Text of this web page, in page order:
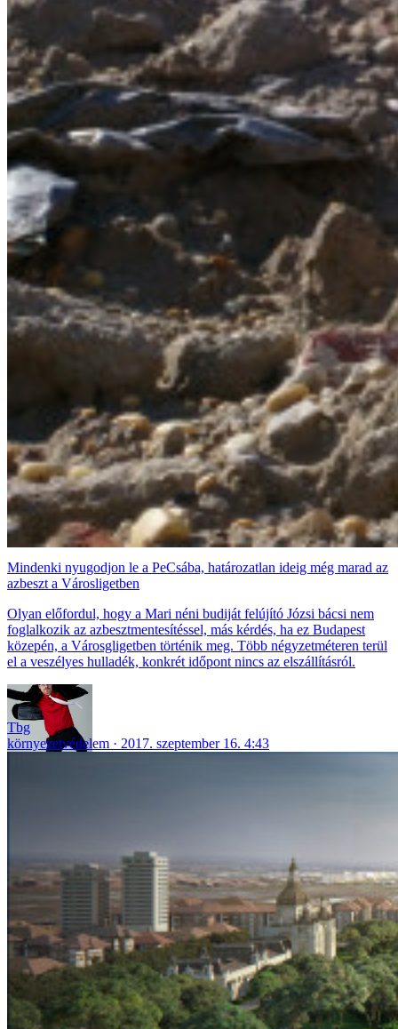
Mindenki nyugodjon le a PeCsába, határozatlan ideig még marad az
azbeszt a Városligetben
Olyan előfordul, hogy a Mari néni budiját felújító Józsi bácsi nem
foglalkozik az azbesztmentesítéssel, más kérdés, ha ez Budapest
közepén, a Városgligetben történik meg. Több négyzetméteren terül
el a veszélyes hulladék, konkrét időpont nincs az elszállításról.
Tbg
környezetvédelem
2017. szeptember 16. 4:43